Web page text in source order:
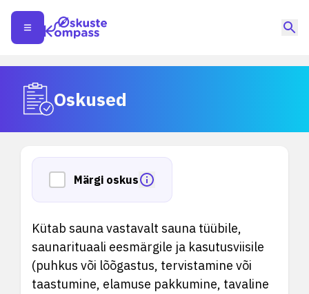
Oskused
Märgi oskus
Kütab sauna vastavalt sauna tüübile,
saunarituaali eesmärgile ja kasutusviisile
(puhkus või lõõgastus, tervistamine või
taastumine, elamuse pakkumine, tavaline